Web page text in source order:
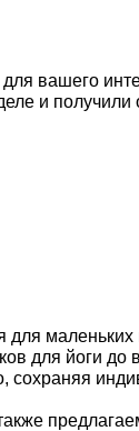
вашего
и
для йоги